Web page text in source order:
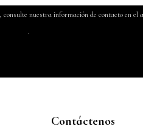
nuestra información de contacto en el
.
Contáctenos